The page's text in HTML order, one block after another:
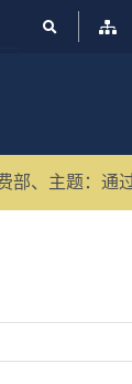
部、主题：通